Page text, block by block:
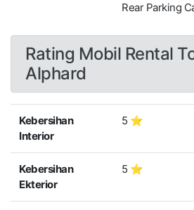
Rear Parking
Rating Mobil Rental
Alphard
Kebersihan
Interior
5 ⭐
Kebersihan
Ekterior
5 ⭐